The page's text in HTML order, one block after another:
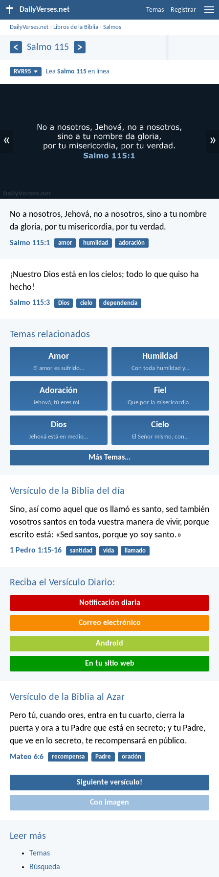
DailyVerses.net Temas Registrar
DailyVerses.net ›Libros de la Biblia ›Salmos
Salmo 115
RVR95 LeaSalmo 115 en línea
« »
No a nosotros, Jehová, no a nosotros, sino a tu nombre
da gloria, por tu misericordia, por tu verdad.
Salmo 115:1 amor humildad adoración
¡Nuestro Dios está en los cielos; todo lo que quiso ha
hecho!
Salmo 115:3 Dios cielo dependencia
Temas relacionados
Amor
El amor es sufrido...
Humildad
Con toda humildad y...
Adoración
Jehová, tú eres mi...
Fiel
Que por la misericordia...
Dios
Jehová está en medio...
Cielo
El Señor mismo, con...
Más Temas...
Versículo de la Biblia del día
Sino, así como aquel que os llamó es santo, sed también
vosotros santos en toda vuestra manera de vivir, porque
escrito está: «Sed santos, porque yo soy santo.»
1 Pedro 1:15-16 santidad vida llamado
Reciba el Versículo Diario:
Notificación diaria
Correo electrónico
Android
En tu sitio web
Versículo de la Biblia al Azar
Pero tú, cuando ores, entra en tu cuarto, cierra la
puerta y ora a tu Padre que está en secreto; y tu Padre,
que ve en lo secreto, te recompensará en público.
Mateo 6:6 recompensa Padre oración
Siguiente versículo!
Con imagen
Leer más
Temas
Búsqueda